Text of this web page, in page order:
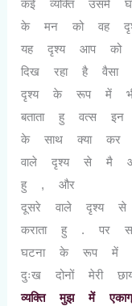
कई व्यक्ति उसमे
के मन को वह
यह दृश्य आप को
दिख रहा है वैसा
दृश्य के रूप में
बताता हु वत्स
के साथ क्या कर
वाले दृश्य से मै
हु ,और
दूसरे वाले दृश्य
कराता हु . पर
घटना के रूप
दुःख दोनों मेरी
व्यक्ति मुझ में